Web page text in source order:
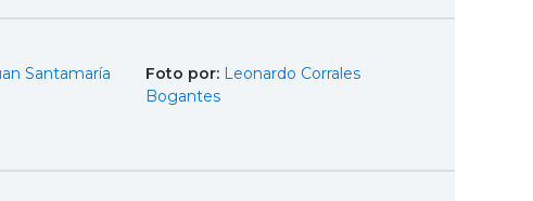
Santamaría
Foto por: Leonardo Corrales
Bogantes